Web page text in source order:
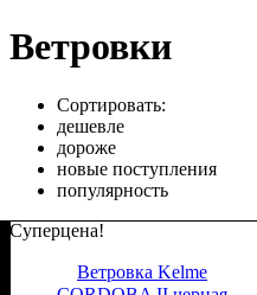
Ветровки
Сортировать:
дешевле
дороже
новые поступления
популярность
Суперцена!
Ветровка Kelme